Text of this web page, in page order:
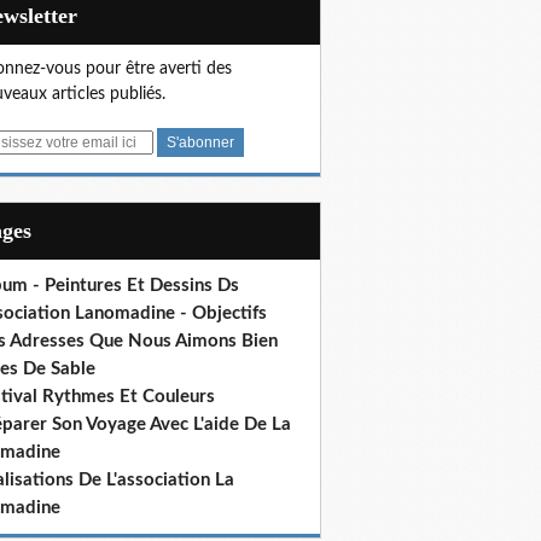
vous pour être averti des
articles publiés.
- Peintures Et Dessins Ds
Lanomadine - Objectifs
Adresses Que Nous Aimons Bien
De Sable
Rythmes Et Couleurs
Son Voyage Avec L'aide De La
De L'association La